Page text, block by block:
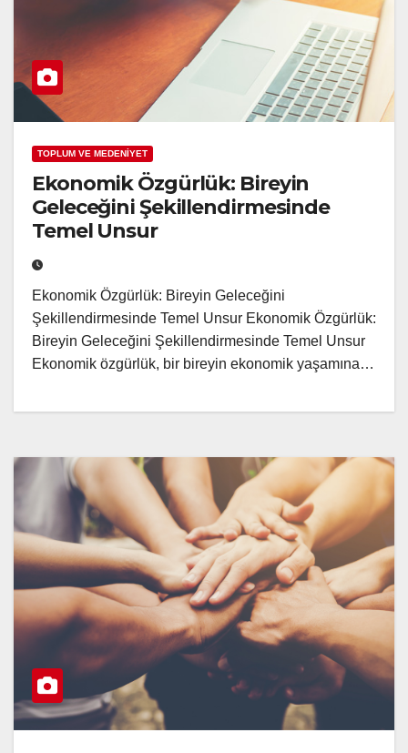
TOPLUM VE MEDENİYET
Ekonomik Özgürlük: Bireyin
Geleceğini Şekillendirmesinde
Temel Unsur
Ekonomik Özgürlük: Bireyin Geleceğini
Şekillendirmesinde Temel Unsur Ekonomik Özgürlük:
Bireyin Geleceğini Şekillendirmesinde Temel Unsur
Ekonomik özgürlük, bir bireyin ekonomik yaşamına…